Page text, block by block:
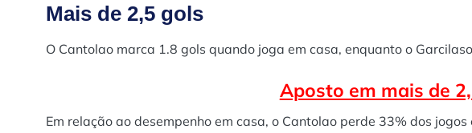
Mais de 2,5 gols
O Cantolao marca 1.8 gols quando joga em casa, enquanto o
Aposto em mais de
Em relação ao desempenho em casa, o Cantolao perde 33% dos